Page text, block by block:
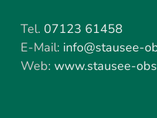
Tel. 07123 61458
E-Mail: info@stausee-
Web: www.stausee-